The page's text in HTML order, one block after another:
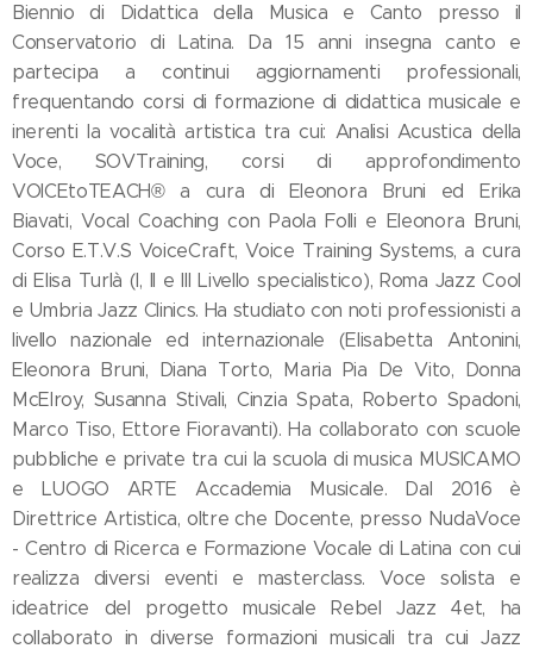
Biennio di Didattica della Musica e Canto presso il
Conservatorio di Latina. Da 15 anni insegna canto e
partecipa a continui aggiornamenti professionali,
frequentando corsi di formazione di didattica musicale e
inerenti la vocalità artistica tra cui: Analisi Acustica della
Voce, SOVTraining, corsi di approfondimento
VOICEtoTEACH® a cura di Eleonora Bruni ed Erika
Biavati, Vocal Coaching con Paola Folli e Eleonora Bruni,
Corso E.T.V.S VoiceCraft, Voice Training Systems, a cura
di Elisa Turlà (I, II e III Livello specialistico), Roma Jazz Cool
e Umbria Jazz Clinics. Ha studiato con noti professionisti a
livello nazionale ed internazionale (Elisabetta Antonini,
Eleonora Bruni, Diana Torto, Maria Pia De Vito, Donna
McElroy, Susanna Stivali, Cinzia Spata, Roberto Spadoni,
Marco Tiso, Ettore Fioravanti). Ha collaborato con scuole
pubbliche e private tra cui la scuola di musica MUSICAMO
e LUOGO ARTE Accademia Musicale. Dal 2016 è
Direttrice Artistica, oltre che Docente, presso NudaVoce
- Centro di Ricerca e Formazione Vocale di Latina con cui
realizza diversi eventi e masterclass. Voce solista e
ideatrice del progetto musicale Rebel Jazz 4et, ha
collaborato in diverse formazioni musicali tra cui Jazz